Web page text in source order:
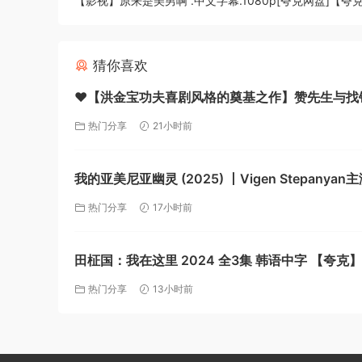
猜你喜欢
❤️【‌洪金宝功夫喜剧风格的奠基之作】赞先生与找
（珍藏版）【1978】蓝光原盘1080P [中文字幕]
热门分享 21小时前
我的亚美尼亚幽灵 (2025) 丨Vigen Stepanyan主
录片 / 历史丨法国电影【夸克】
热门分享 17小时前
田柾国：我在这里 2024 全3集 韩语中字 【夸克】
热门分享 13小时前